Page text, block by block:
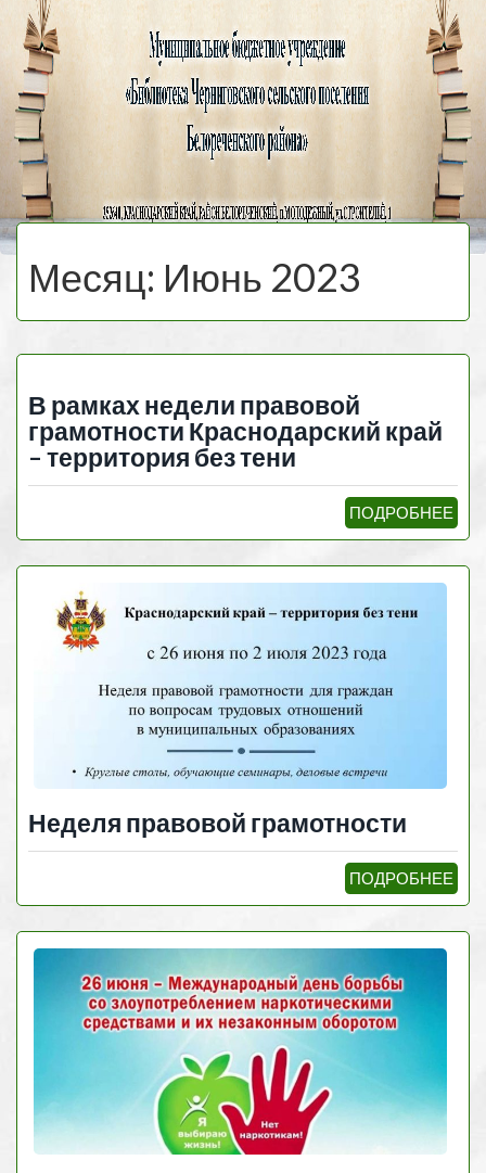
Черниговская
библиотека
МЕНЮ
Месяц: Июнь 2023
В рамках недели правовой
грамотности Краснодарский край
– территория без тени
ПОДРОБНЕЕ
Неделя правовой грамотности
ПОДРОБНЕЕ